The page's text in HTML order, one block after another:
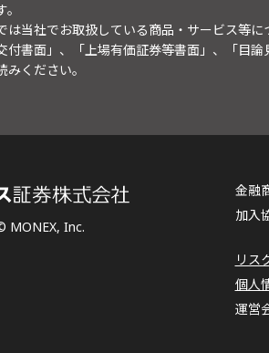
は当社でお取扱している商品・サービス等
付書面」、「上場有価証券等書面」、「目
みください。
MONEX, Inc.
金融
リス
個人